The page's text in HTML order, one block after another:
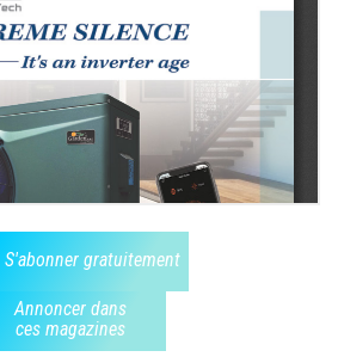
S'abonner gratuitement
Annoncer dans
ces magazines